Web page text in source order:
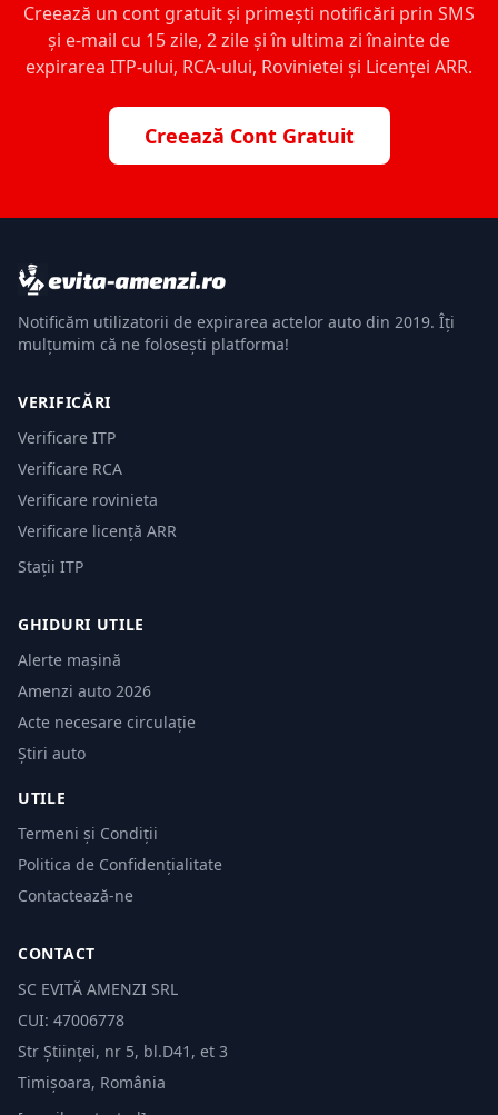
Creează un cont gratuit și primești notificări prin SMS
și e-mail cu 15 zile, 2 zile și în ultima zi înainte de
expirarea ITP-ului, RCA-ului, Rovinietei și Licenței ARR.
Creează Cont Gratuit
Notificăm utilizatorii de expirarea actelor auto din 2019. Îți
mulțumim că ne folosești platforma!
VERIFICĂRI
Verificare ITP
Verificare RCA
Verificare rovinieta
Verificare licență ARR
Stații ITP
GHIDURI UTILE
Alerte mașină
Amenzi auto 2026
Acte necesare circulație
Știri auto
UTILE
Termeni și Condiții
Politica de Confidențialitate
Contactează-ne
CONTACT
SC EVITĂ AMENZI SRL
CUI: 47006778
Str Științei, nr 5, bl.D41, et 3
Timișoara, România